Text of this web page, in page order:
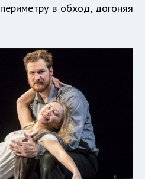
в обход, догоняя